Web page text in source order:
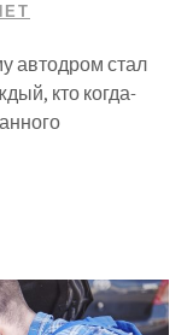
автодром стал
кто когда-